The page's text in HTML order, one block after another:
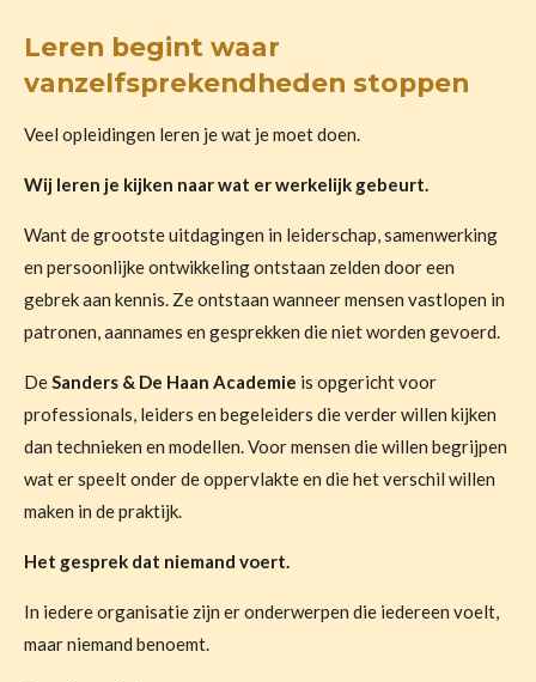
Leren begint waar
vanzelfsprekendheden stoppen
Veel opleidingen leren je wat je moet doen.
Wij leren je kijken naar wat er werkelijk gebeurt.
Want de grootste uitdagingen in leiderschap, samenwerking
en persoonlijke ontwikkeling ontstaan zelden door een
gebrek aan kennis. Ze ontstaan wanneer mensen vastlopen in
patronen, aannames en gesprekken die niet worden gevoerd.
DeSanders & De Haan Academie is opgericht voor
professionals, leiders en begeleiders die verder willen kijken
dan technieken en modellen. Voor mensen die willen begrijpen
wat er speelt onder de oppervlakte en die het verschil willen
maken in de praktijk.
Het gesprek dat niemand voert.
In iedere organisatie zijn er onderwerpen die iedereen voelt,
maar niemand benoemt.